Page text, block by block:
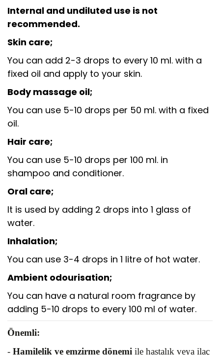
Internal and undiluted use is not
recommended.
Skin care;
You can add 2-3 drops to every 10 ml. with a
fixed oil and apply to your skin.
Body massage oil;
You can use 5-10 drops per 50 ml. with a fixed
oil.
Hair care;
You can use 5-10 drops per 100 ml. in
shampoo and conditioner.
Oral care;
It is used by adding 2 drops into 1 glass of
water.
Inhalation;
You can use 3-4 drops in 1 litre of hot water.
Ambient odourisation;
You can have a natural room fragrance by
adding 5-10 drops to every 100 ml of water.
Önemli:
- Hamilelik ve emzirme dönemi ile hastalık veya ilaç